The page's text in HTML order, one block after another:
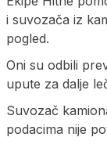
i suvozača iz
pogled.
Oni su odbili
upute za dalje
Suvozač
podacima nije